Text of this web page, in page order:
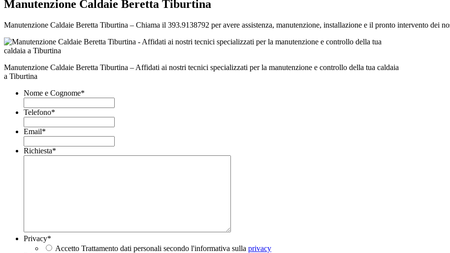
Manutenzione Caldaie Beretta Tiburtina
Manutenzione Caldaie Beretta Tiburtina – Chiama il 393.9138792 per avere assistenza, manutenzione, installazione e il pronto intervento dei
Manutenzione Caldaie Beretta Tiburtina – Affidati ai nostri tecnici specializzati per la manutenzione e controllo della tua caldaia
a Tiburtina
Nome e Cognome*
Telefono*
Email*
Richiesta*
Privacy*
Accetto Trattamento dati personali secondo l'informativa sulla privacy